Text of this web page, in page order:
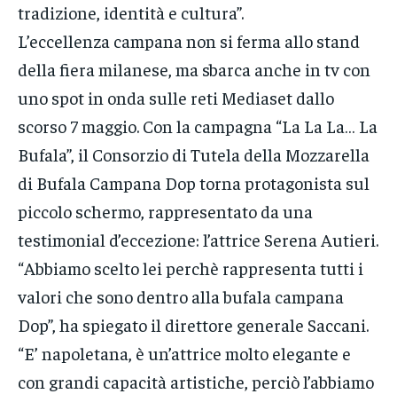
tradizione, identità e cultura”.
L’eccellenza campana non si ferma allo stand
della fiera milanese, ma sbarca anche in tv con
uno spot in onda sulle reti Mediaset dallo
scorso 7 maggio. Con la campagna “La La La… La
Bufala”, il Consorzio di Tutela della Mozzarella
di Bufala Campana Dop torna protagonista sul
piccolo schermo, rappresentato da una
testimonial d’eccezione: l’attrice Serena Autieri.
“Abbiamo scelto lei perchè rappresenta tutti i
valori che sono dentro alla bufala campana
Dop”, ha spiegato il direttore generale Saccani.
“E’ napoletana, è un’attrice molto elegante e
con grandi capacità artistiche, perciò l’abbiamo